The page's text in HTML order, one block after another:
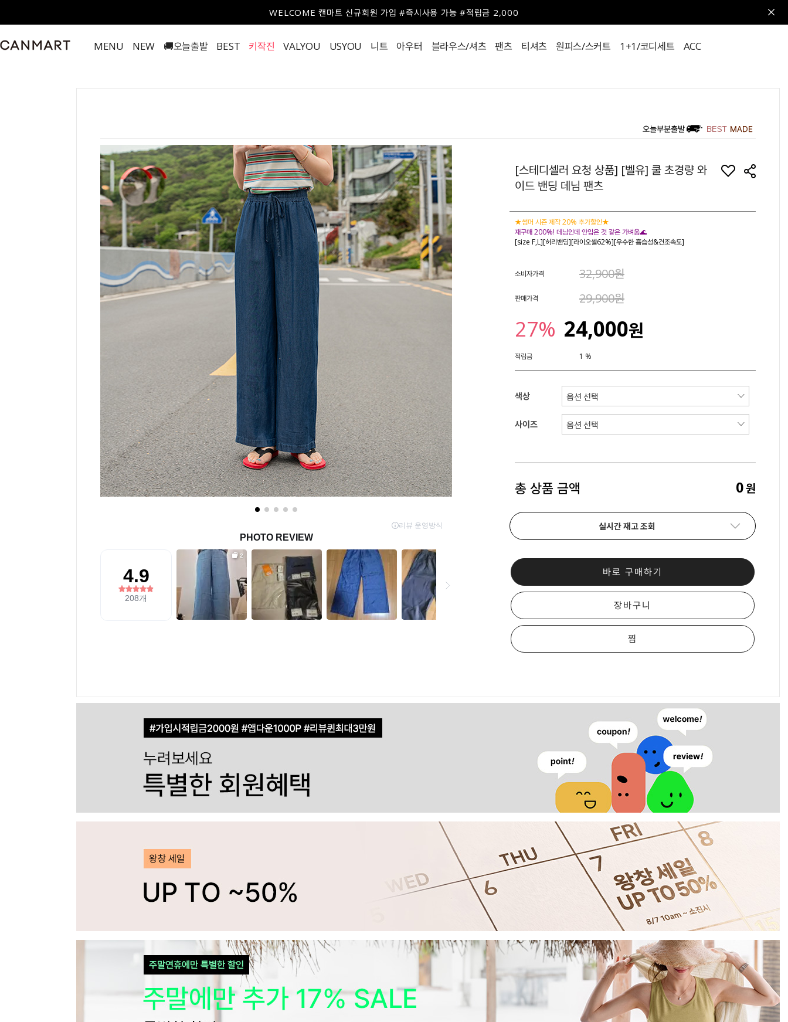
WELCOME 캔마트 신규회원 가입 #즉시사용 가능 #적립금 2,000
MENU NEW 🚚오늘출발 BEST 키작진 VALYOU USYOU 니트 아우터 블라우스/셔츠 팬츠 티셔츠 원피스/스커트 1+1/코디세트 ACC
[스테디셀러 요청 상품] [벨유] 쿨 초경량 와
이드 밴딩 데님 팬츠
★썸머 시즌 제작 20% 추가할인★
재구매 200%! 데님인데 안입은 것 같은 가벼움🌊
[size F,L][허리밴딩][라이오셀62%][우수한 흡습성&건조속도]
소비자가격 32,900원
판매가격 29,900원
27% 24,000원
적립금 1 %
색상
사이즈
총 상품 금액 0원
실시간 재고 조회
바로 구매하기
장바구니
찜